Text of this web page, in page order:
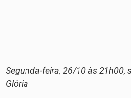
Segunda-feira, 26/10 às 21h00,
Glória